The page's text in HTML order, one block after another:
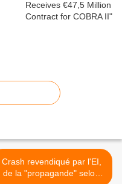
Crash revendiqué par l'EI,
de la "propagande" selon